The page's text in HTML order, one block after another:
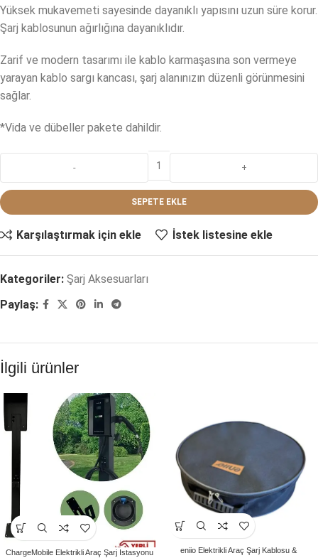
Yüksek mukavemeti sayesinde dayanıklı yapısını uzun süre korur.
Şarj kablosunun ağırlığına dayanıklıdır.
Zarif ve modern tasarımı ile kablo karmaşasına son vermeye
yarayan kablo sargı kancası, şarj alanınızın düzenli görünmesini
sağlar.
*Vida ve dübeller pakete dahildir.
SEPETE EKLE
Karşılaştırmak için ekle İstek listesine ekle
Kategoriler: Şarj Aksesuarları
Paylaş:
İlgili ürünler
ChargeMobile Elektrikli Araç Şarj Istasyonu
eniio Elektrikli Araç Şarj Kablosu &